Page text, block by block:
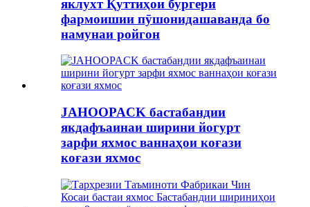
яклухт Қуттиҳои бургери
фармоишии пӯшонидашаванда бо
намунаи ройгон
JAHOOPACK бастабандии
якдафъаинаи ширини йогурт
зарфи яхмос ваннаҳои коғази
коғази яхмос